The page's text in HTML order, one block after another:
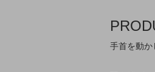
手首を動か